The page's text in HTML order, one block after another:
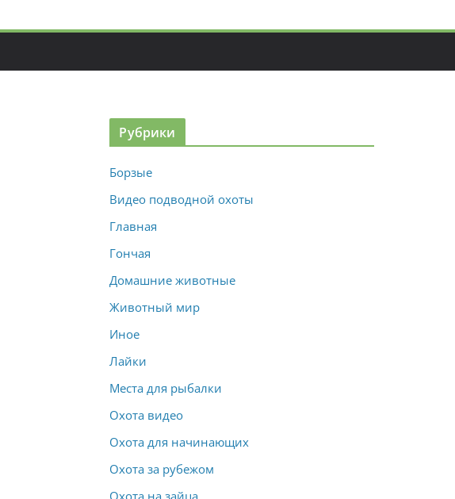
Рубрики
Борзые
Видео подводной охоты
Главная
Гончая
Домашние животные
Животный мир
Иное
Лайки
Места для рыбалки
Охота видео
Охота для начинающих
Охота за рубежом